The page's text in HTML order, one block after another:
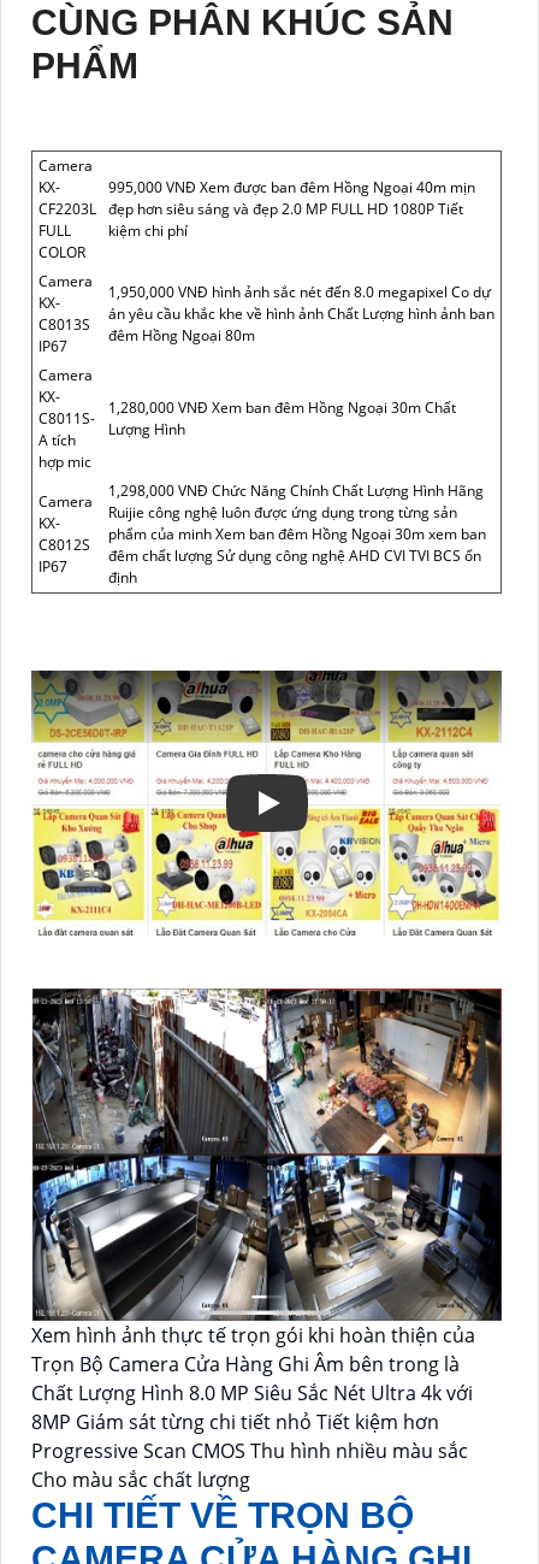
CÙNG PHÂN KHÚC SẢN
PHẨM
Camera
KX-
CF2203L
FULL
COLOR
995,000 VNĐ Xem được ban đêm Hồng Ngoại 40m mịn
đẹp hơn siêu sáng và đẹp 2.0 MP FULL HD 1080P Tiết
kiệm chi phí
Camera
KX-
C8013S
IP67
1,950,000 VNĐ hình ảnh sắc nét đến 8.0 megapixel Co dự
án yêu cầu khắc khe về hình ảnh Chất Lượng hình ảnh ban
đêm Hồng Ngoại 80m
Camera
KX-
C8011S-
A tích
hợp mic
1,280,000 VNĐ Xem ban đêm Hồng Ngoại 30m Chất
Lượng Hình
Camera
KX-
C8012S
IP67
1,298,000 VNĐ Chức Năng Chính Chất Lượng Hình Hãng
Ruijie công nghệ luôn được ứng dụng trong từng sản
phẩm của minh Xem ban đêm Hồng Ngoại 30m xem ban
đêm chất lượng Sử dụng công nghệ AHD CVI TVI BCS ổn
định
Xem hình ảnh thực tế trọn gói khi hoàn thiện của
Trọn Bộ Camera Cửa Hàng Ghi Âm bên trong là
Chất Lượng Hình 8.0 MP Siêu Sắc Nét Ultra 4k với
8MP Giám sát từng chi tiết nhỏ Tiết kiệm hơn
Progressive Scan CMOS Thu hình nhiều màu sắc
Cho màu sắc chất lượng
CHI TIẾT VỀ TRỌN BỘ